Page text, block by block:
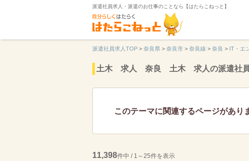
派遣社員求人・派遣のお仕事のことなら【はたらこねっと】
派遣社員求人TOP > 奈良県 > 奈良市 > 奈良線 > 奈良 > IT・エ
土木 求人 奈良 土木 求人の派遣社員
このテーマに関連するページがあり
11,398件中 / 1～25件を表示